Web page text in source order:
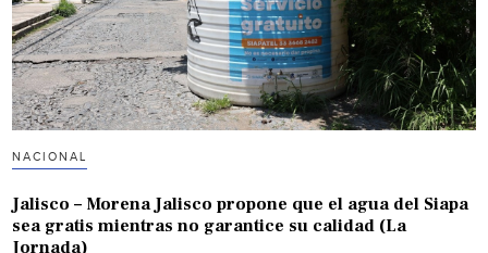
NACIONAL
Jalisco – Morena Jalisco propone que el agua del Siapa
sea gratis mientras no garantice su calidad (La
Jornada)